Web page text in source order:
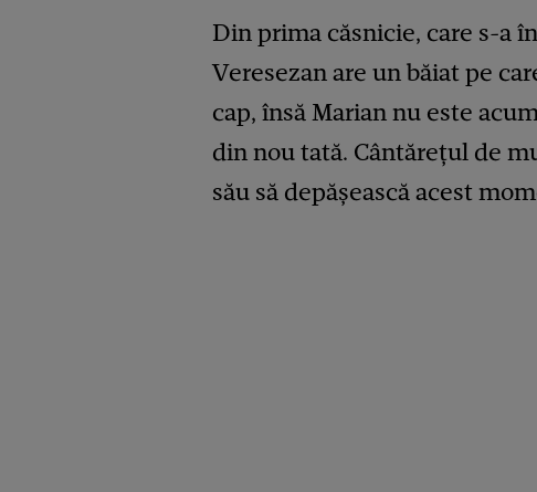
Din prima căsnicie, care s-a
Veresezan are un băiat pe
cap, însă Marian nu este
din nou tată. Cântărețul de
său să depășească acest